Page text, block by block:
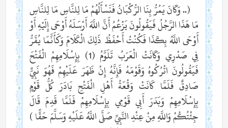
(.. وَكَانَ يَمُرُّ بِنَا الرُّكْبَانُ فَنَسْأَلُهُمْ مَا لِلنَّاسِ مَا لِلنَّاسِ
مَا هَذَا الرَّجُلُ فَيَقُولُونَ يَزْعُمُ أَنَّ اللَّهَ أَرْسَلَهُ أَوْحَى إِلَيْهِ أَوْ
أَوْحَى اللَّهُ بِكَذَا فَكُنْتُ أَحْفَظُ ذَلِكَ الْكَلَامَ وَكَأَنَّمَا يُقَرُّ
فِي صَدْرِي وَكَانَتْ الْعَرَبُ تَلَوَّمُ (1) بِإِسْلَامِهِمْ الْفَتْحَ
فَيَقُولُونَ اتْرُكُوهُ وَقَوْمَهُ فَإِنَّهُ إِنْ ظَهَرَ عَلَيْهِمْ فَهُوَ نَبِيٌّ
صَادِقٌ فَلَمَّا كَانَتْ وَقْعَةُ أَهْلِ الْفَتْحِ بَادَرَ كُلُّ قَوْمٍ
بِإِسْلَامِهِمْ وَبَدَرَ أَبِي قَوْمِي بِإِسْلَامِهِمْ فَلَمَّا قَدِمَ قَالَ
جِئْتُكُمْ وَاللَّهِ مِنْ عِنْدِ النَّبِيِّ صَلَّى اللَّهُ عَلَيْهِ وَسَلَّمَ حَقًّا )